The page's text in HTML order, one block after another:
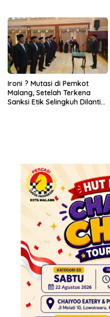
Ironi ? Mutasi di Pemkot
Malang, Setelah Terkena
Sanksi Etik Selingkuh Dilantik,